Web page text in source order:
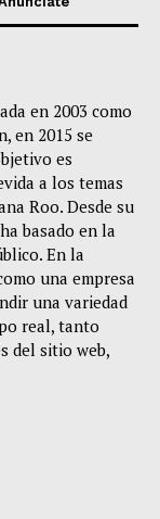
en 2003 como
en 2015 se
es
a los temas
Roo. Desde su
basado en la
En la
una empresa
una variedad
real, tanto
del sitio web,